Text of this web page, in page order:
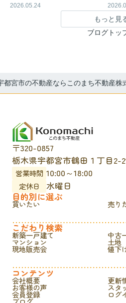
2026.05.24
もっと見
ブログトッ
都宮市の不動産ならこのまち不動産株
〒320-0857
栃木県宇都宮市鶴田１丁目2-
営業時間 10:00～18:00
定休日
水曜日
目的別に選ぶ
買いたい 売り
こだわり検索
新築一戸建て 中古
マンション 土地
現地販売会 値下
コンテンツ
会社概要 更新
お客様の声 スタ
会員登録 ログ